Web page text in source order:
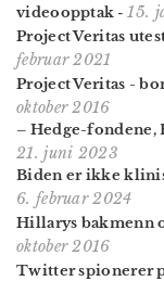
videoopptak -15.
Project Veritas
februar 2021
Project Veritas -
oktober 2016
– Hedge-fondene,
21. juni 2023
Biden er ikke
6. februar 2024
Hillarys bakmenn
oktober 2016
Twitter spionerer